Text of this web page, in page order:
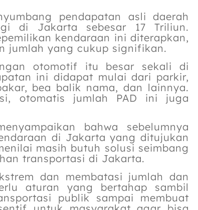
pendapatan asli daerah
di Jakarta sebesar 17 Triliun.
kendaraan ini diterapkan,
jumlah yang cukup signifikan.
otomotif itu besar sekali di
ini didapat mulai dari parkir,
bea balik nama, dan lainnya.
otomatis jumlah PAD ini juga
bahwa sebelumnya
di Jakarta yang ditujukan
masih butuh solusi seimbang
transportasi di Jakarta.
dan membatasi jumlah dan
aturan yang bertahap sambil
publik sampai membuat